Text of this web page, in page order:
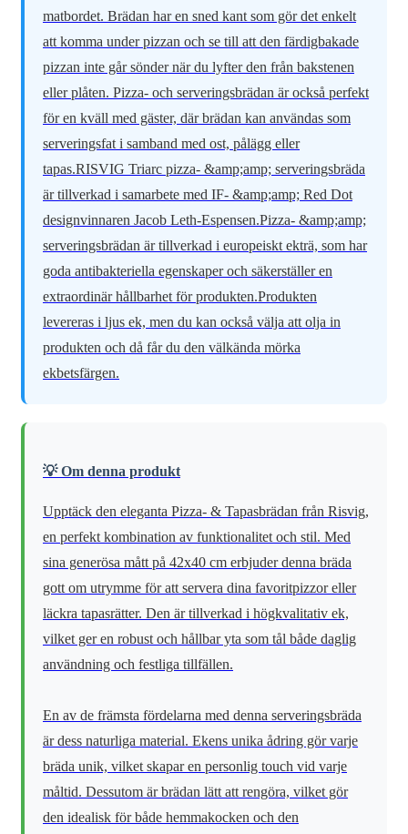
matbordet. Brädan har en sned kant som gör det enkelt
att komma under pizzan och se till att den färdigbakade
pizzan inte går sönder när du lyfter den från bakstenen
eller plåten. Pizza- och serveringsbrädan är också perfekt
för en kväll med gäster, där brädan kan användas som
serveringsfat i samband med ost, pålägg eller
tapas.RISVIG Triarc pizza- &amp;amp; serveringsbräda
är tillverkad i samarbete med IF- &amp;amp; Red Dot
designvinnaren Jacob Leth-Espensen.Pizza- &amp;amp;
serveringsbrädan är tillverkad i europeiskt ekträ, som har
goda antibakteriella egenskaper och säkerställer en
extraordinär hållbarhet för produkten.Produkten
levereras i ljus ek, men du kan också välja att olja in
produkten och då får du den välkända mörka
ekbetsfärgen.
💡 Om denna produkt
Upptäck den eleganta Pizza- & Tapasbrädan från Risvig,
en perfekt kombination av funktionalitet och stil. Med
sina generösa mått på 42x40 cm erbjuder denna bräda
gott om utrymme för att servera dina favoritpizzor eller
läckra tapasrätter. Den är tillverkad i högkvalitativ ek,
vilket ger en robust och hållbar yta som tål både daglig
användning och festliga tillfällen.
En av de främsta fördelarna med denna serveringsbräda
är dess naturliga material. Ekens unika ådring gör varje
bräda unik, vilket skapar en personlig touch vid varje
måltid. Dessutom är brädan lätt att rengöra, vilket gör
den idealisk för både hemmakocken och den